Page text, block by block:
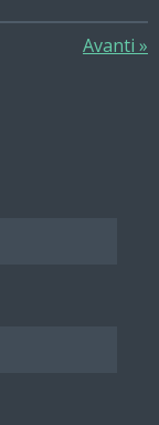
Avanti »